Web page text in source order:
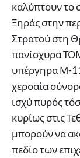
καλύπτουν το
Ξηράς στην
Στρατού στη
πανίσχυρα
υπέργηρα Μ-
χερσαία
ισχύ πυρός
κυρίως στις
μπορούν να
πεδίο των